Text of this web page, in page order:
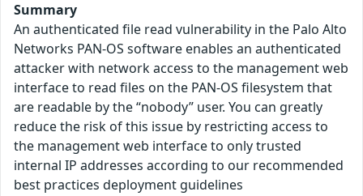
Summary
An authenticated file read vulnerability in the Palo Alto
Networks PAN-OS software enables an authenticated
attacker with network access to the management web
interface to read files on the PAN-OS filesystem that
are readable by the “nobody” user. You can greatly
reduce the risk of this issue by restricting access to
the management web interface to only trusted
internal IP addresses according to our recommended
best practices deployment guidelines